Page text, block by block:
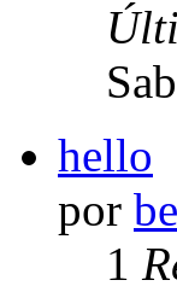
hello
por
1